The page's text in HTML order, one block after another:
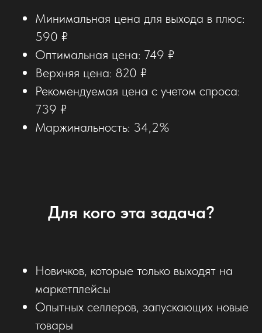
Минимальная цена для выхода в плюс:
590 ₽
Оптимальная цена: 749 ₽
Верхняя цена: 820 ₽
Рекомендуемая цена с учетом спроса:
739 ₽
Маржинальность: 34,2%
Для кого эта задача?
Новичков, которые только выходят на
маркетплейсы
Опытных селлеров, запускающих новые
товары